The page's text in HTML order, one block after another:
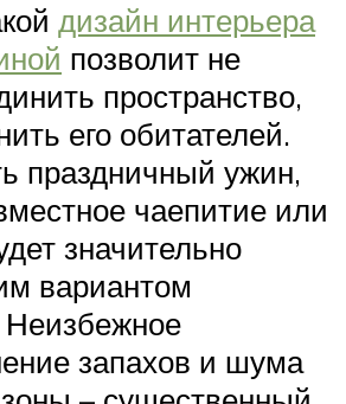
дизайн интерьера
позволит не
пространство,
его обитателей.
праздничный ужин,
чаепитие или
значительно
вариантом
Неизбежное
запахов и шума